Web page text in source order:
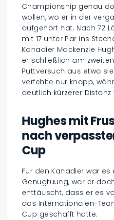
Championship genau
wollen, wo er in der
aufgehört hat. Nach 72
mit 17 unter Par ins
Kanadier Mackenzie
er schließlich am
Puttversuch aus etwa
verfehlte nur knapp,
deutlich kürzerer Distanz
Hughes mit
nach
Cup
Für den Kanadier war es
Genugtuung, war er
enttäuscht, dass er es
das Internationalen-
Cup geschafft hatte.